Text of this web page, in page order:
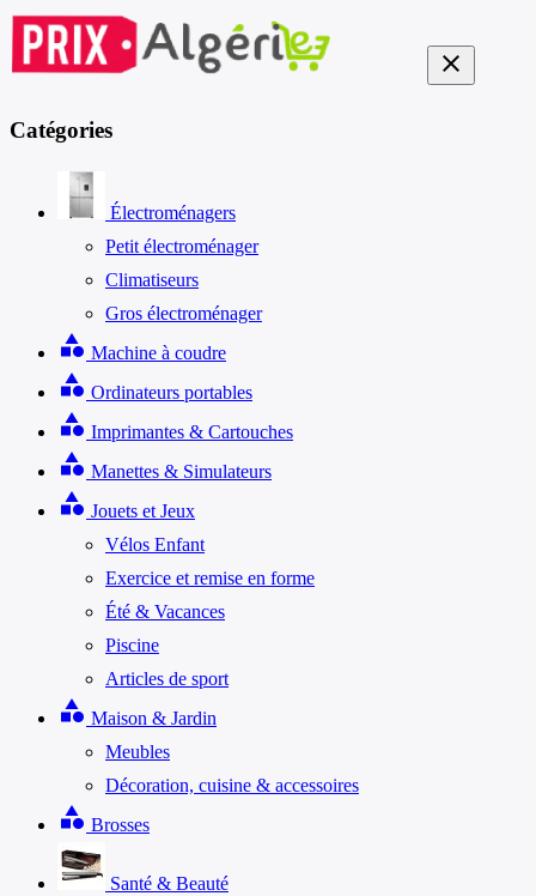
close
Catégories
Électroménagers
Petit électroménager
Climatiseurs
Gros électroménager
category Machine à coudre
category Ordinateurs portables
category Imprimantes & Cartouches
category Manettes & Simulateurs
category Jouets et Jeux
Vélos Enfant
Exercice et remise en forme
Été & Vacances
Piscine
Articles de sport
category Maison & Jardin
Meubles
Décoration, cuisine & accessoires
category Brosses
Santé & Beauté